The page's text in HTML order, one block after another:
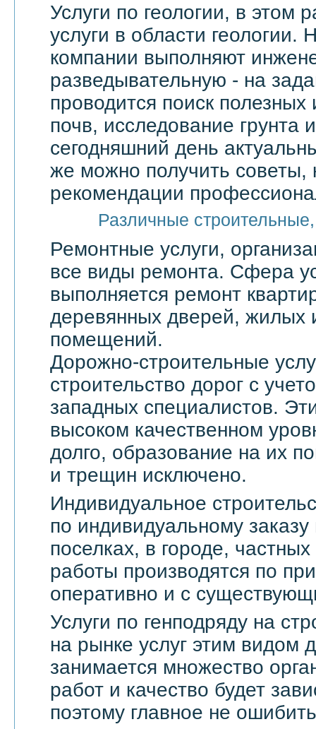
Услуги по геологии, в этом
услуги в области
компании выполняют
разведывательную - на
проводится поиск
почв, исследование грунта
сегодняшний день
же можно получить советы,
рекомендации
Различные
Ремонтные услуги,
все виды ремонта. Сфера
выполняется ремонт
деревянных дверей, жилых
помещений.
Дорожно-строительные
строительство дорог с
западных специалистов.
высоком качественном
долго, образование на их
и трещин исключено.
Индивидуальное
по индивидуальному
поселках, в городе,
работы производятся по
оперативно и с
Услуги по генподряду на
на рынке услуг этим видом
занимается множество
работ и качество будет
поэтому главное не